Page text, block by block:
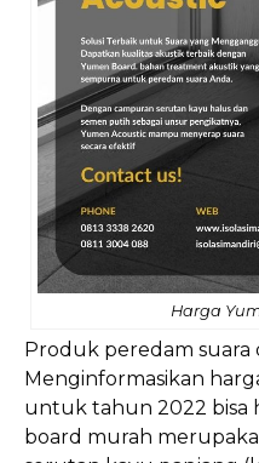
Harga
Produk peredam suara
Menginformasikan
untuk tahun 2022 bisa
board murah